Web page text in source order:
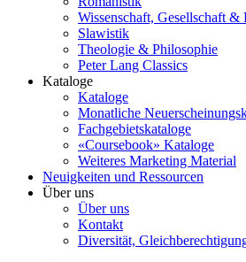
Wissenschaft, Gesellschaft &
Slawistik
Theologie & Philosophie
Peter Lang Classics
Kataloge
Kataloge
Monatliche
Fachgebietskataloge
«Coursebook» Kataloge
Weiteres Marketing Material
Neuigkeiten und Ressourcen
Über uns
Über uns
Kontakt
Diversität,